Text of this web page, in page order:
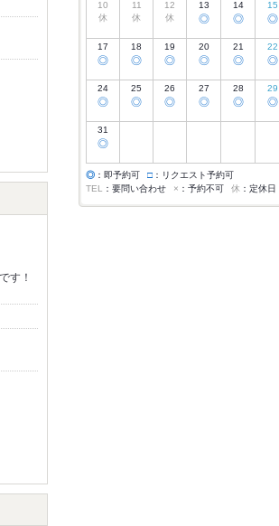
す！
10
休
11
休
12
休
13
◎
14
◎
15
◎
17
◎
18
◎
19
◎
20
◎
21
◎
22
◎
24
◎
25
◎
26
◎
27
◎
28
◎
29
◎
31
◎
◎ ：即予約可 □ ：リクエスト予約可
TEL
：要問い合わせ × ：予約不可 休 ：定休日